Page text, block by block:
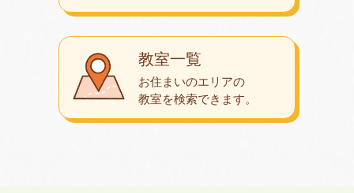
教室一覧
お住まいのエリアの
教室を検索できます。